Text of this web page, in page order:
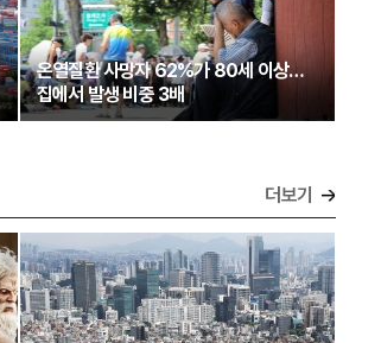
온열질환 사망자 62%가 80세 이상…
집에서 발생 비중 3배
더보기